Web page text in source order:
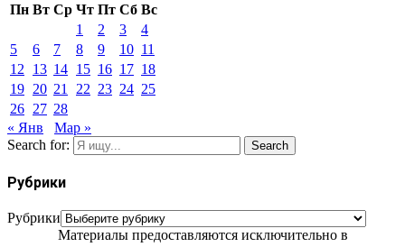
Пн Вт Ср Чт Пт Сб Вс
1
2 3
4
5
6 7 8 9 10 11
12
13 14 15 16 17 18
19 20 21 22 23 24 25
26 27 28
« Янв
Мар »
Search for:
Search
Рубрики
Рубрики
Материалы предоставляются исключительно в